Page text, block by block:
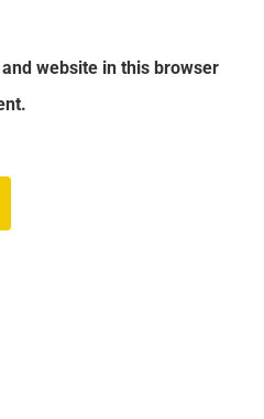
website in this browser